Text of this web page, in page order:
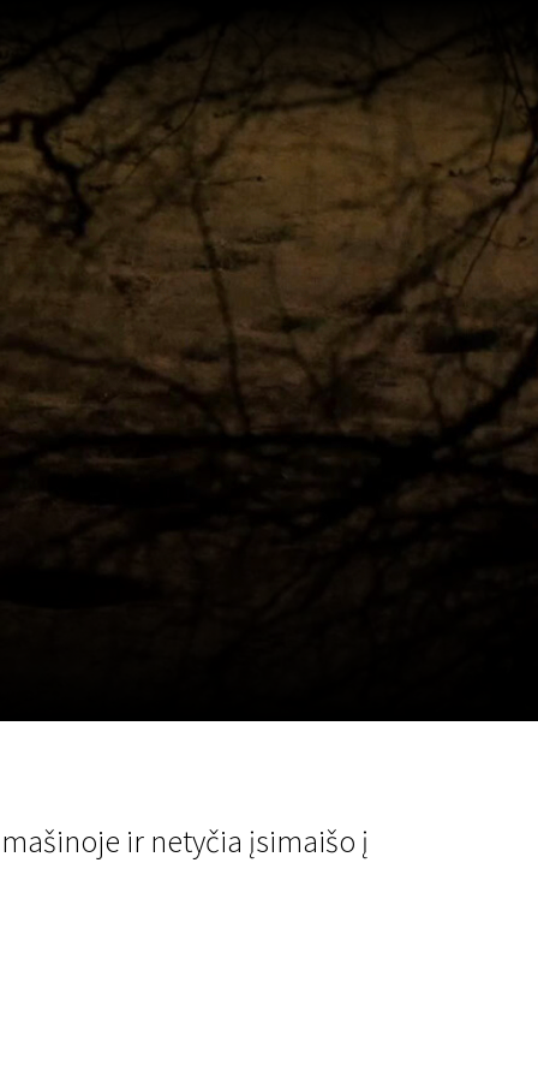
ir netyčia įsimaišo į